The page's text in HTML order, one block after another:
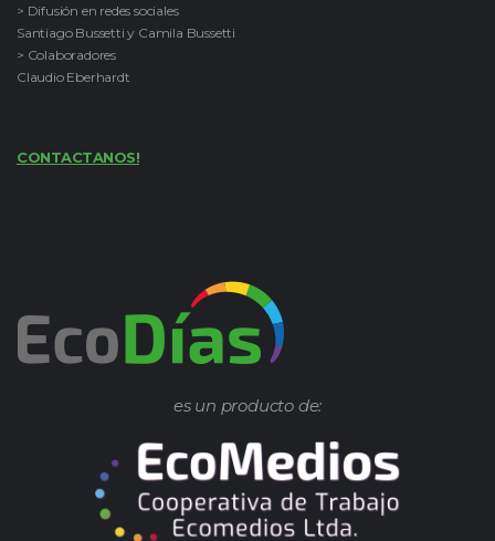
> Difusión en redes sociales
Santiago Bussetti y Camila Bussetti
> Colaboradores
Claudio Eberhardt
CONTACTANOS!
es un producto de: